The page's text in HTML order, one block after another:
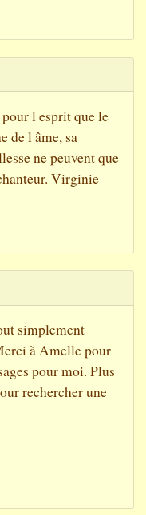
l esprit que le
de l âme, sa
ne peuvent que
Virginie
simplement
à Amelle pour
pour moi. Plus
rechercher une